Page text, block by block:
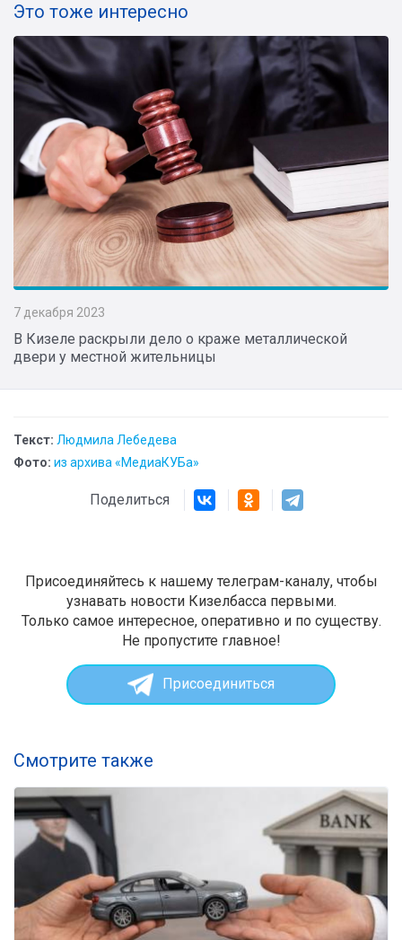
Это тоже интересно
7 декабря 2023
В Кизеле раскрыли дело о краже металлической
двери у местной жительницы
Текст: Людмила Лебедева
Фото: из архива «МедиаКУБа»
Поделиться
Присоединяйтесь к нашему телеграм-каналу, чтобы
узнавать новости Кизелбасса первыми.
Только самое интересное, оперативно и по существу.
Не пропустите главное!
Присоединиться
Смотрите также